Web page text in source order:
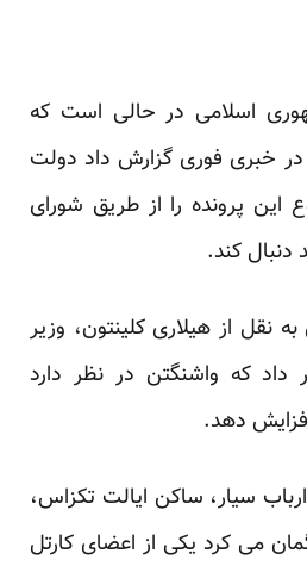
اسلامی در حالی است که
خبری فوری گزارش داد دولت
این پرونده را از طریق شورای
کند.
نقل از هیلاری کلینتون، وزیر
داد که واشنگتن در نظر دارد
دهد.
سیار، ساکن ایالت تکزاس،
می کرد یکی از اعضای کارتل